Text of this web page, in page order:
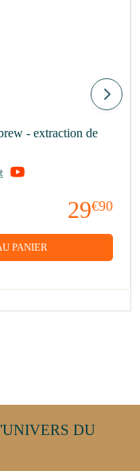
- extraction de
29€90
PANIER
DU